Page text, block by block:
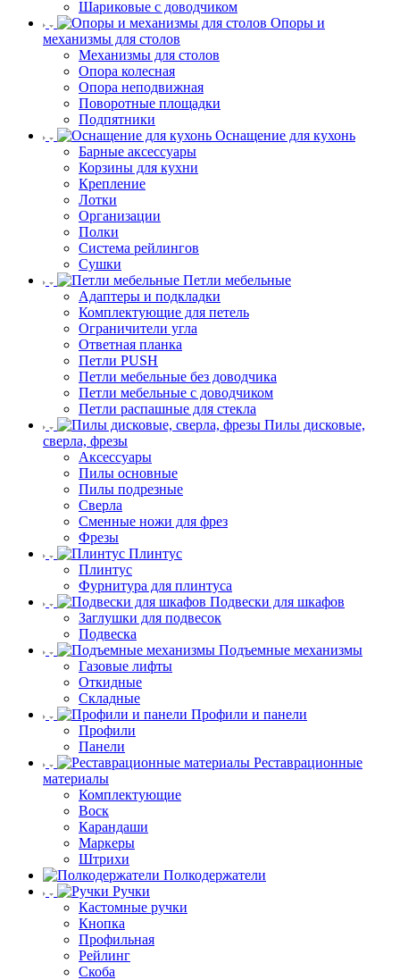
Шариковые с доводчиком
Опоры и
механизмы для столов
Механизмы для столов
Опора колесная
Опора неподвижная
Поворотные площадки
Подпятники
Оснащение для кухонь
Барные аксессуары
Корзины для кухни
Крепление
Лотки
Организации
Полки
Система рейлингов
Сушки
Петли мебельные
Адаптеры и подкладки
Комплектующие для петель
Ограничители угла
Ответная планка
Петли PUSH
Петли мебельные без доводчика
Петли мебельные с доводчиком
Петли распашные для стекла
Пилы дисковые,
сверла, фрезы
Аксессуары
Пилы основные
Пилы подрезные
Сверла
Сменные ножи для фрез
Фрезы
Плинтус
Плинтус
Фурнитура для плинтуса
Подвески для шкафов
Заглушки для подвесок
Подвеска
Подъемные механизмы
Газовые лифты
Откидные
Складные
Профили и панели
Профили
Панели
Реставрационные
материалы
Комплектующие
Воск
Карандаши
Маркеры
Штрихи
Полкодержатели
Ручки
Кастомные ручки
Кнопка
Профильная
Рейлинг
Скоба